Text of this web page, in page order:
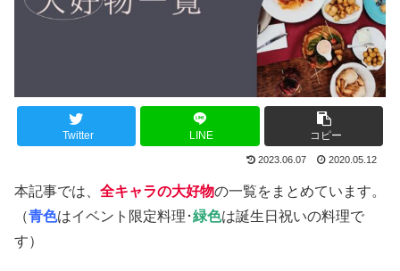
Twitter LINE コピー
2023.06.07 2020.05.12
本記事では、 全キャラの大好物の一覧をまとめています。
（青色はイベント限定料理･緑色は誕生日祝いの料理で
す）